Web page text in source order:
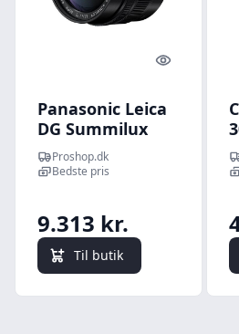
Quick look
Panasonic Leica
DG Summilux
wide-angle lens -
12 mm
Proshop.dk
Bedste pris
9.313 kr.
Til butik